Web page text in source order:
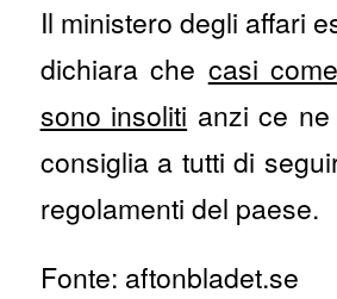
Il ministero degli affari
dichiara che casi
sono insoliti anzi ce
consiglia a tutti di
regolamenti del paese.
Fonte: aftonbladet.se